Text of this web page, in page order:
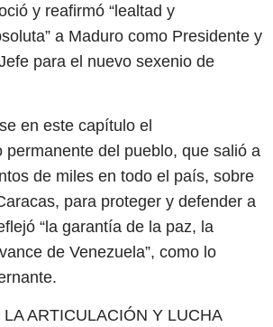
y reafirmó “lealtad y
a Maduro como Presidente y
para el nuevo sexenio de
en este capítulo el
permanente del pueblo, que salió a
de miles en todo el país, sobre
para proteger y defender a
“la garantía de la paz, la
de Venezuela”, como lo
ARTICULACIÓN Y LUCHA